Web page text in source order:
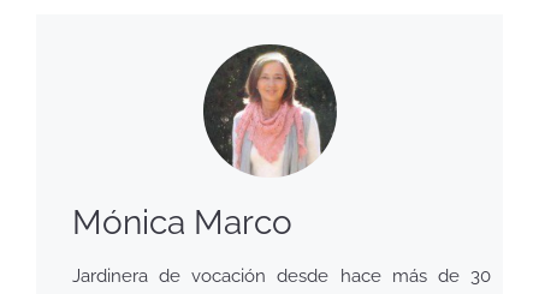
Mónica Marco
Jardinera de vocación desde hace más de 30